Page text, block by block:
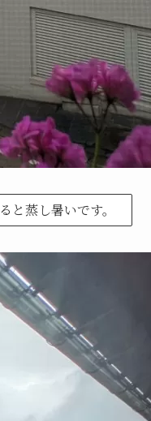
蒸し暑いです。